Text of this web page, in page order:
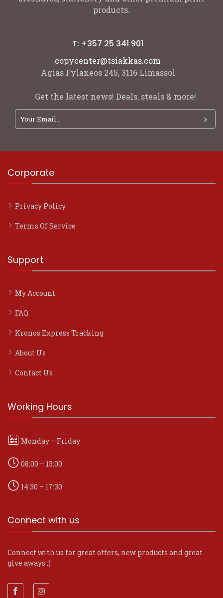
products.
T: +357 25 341 901
copycenter@tsiakkas.com
Agias Fylaxeos 245, 3116 Limassol
Get the latest news! Deals, steals & more!
Corporate
Privacy Policy
Terms Of Service
Support
My Account
FAQ
Kronos Express Tracking
About Us
Contact Us
Working Hours
Monday – Friday
08:00 – 13:00
14:30 – 17:30
Connect with us
Connect with us for great offers, new products and great
give aways :)